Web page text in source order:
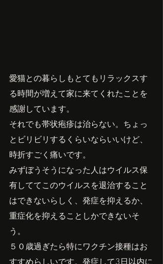
愛猫との暮らしもとてもリラックスす
る時間が増えて家に来てくれたことを
感謝しています。
それでも帯状疱疹は治らない。ちょっ
とビリビリするくらいならいいけど、
時折すごく痛いです。
みずぼうそうになった人はウイルス保
有しててこのウイルスを退治すること
はできないらしく、発症を抑えるか、
重症化を抑えることしかできないそ
う。
５０歳過ぎたら特にワクチン接種はお
すすめらしいです。発症して3日以内に